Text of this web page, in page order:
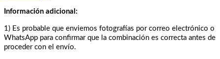
Información adicional:
1) Es probable que enviemos fotografías por correo electrónico o
WhatsApp para confirmar que la combinación es correcta antes de
proceder con el envío.